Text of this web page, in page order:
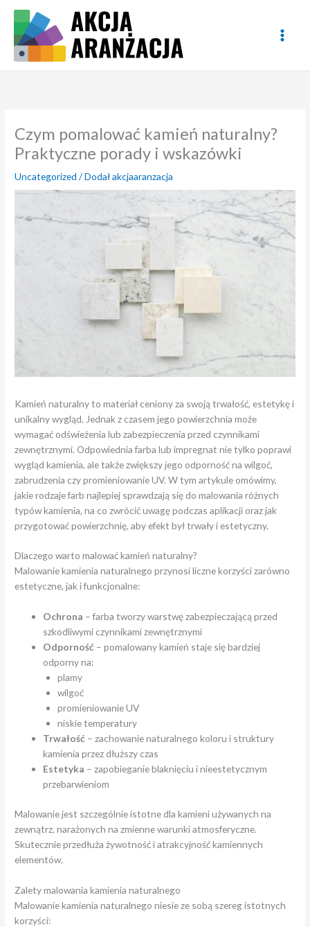
treści
Czym pomalować kamień naturalny?
Praktyczne porady i wskazówki
Uncategorized / Dodałakcjaaranzacja
Kamień naturalny to materiał ceniony za swoją trwałość, estetykę i
unikalny wygląd. Jednak z czasem jego powierzchnia może
wymagać odświeżenia lub zabezpieczenia przed czynnikami
zewnętrznymi. Odpowiednia farba lub impregnat nie tylko poprawi
wygląd kamienia, ale także zwiększy jego odporność na wilgoć,
zabrudzenia czy promieniowanie UV. W tym artykule omówimy,
jakie rodzaje farb najlepiej sprawdzają się do malowania różnych
typów kamienia, na co zwrócić uwagę podczas aplikacji oraz jak
przygotować powierzchnię, aby efekt był trwały i estetyczny.
Dlaczego warto malować kamień naturalny?
Malowanie kamienia naturalnego przynosi liczne korzyści zarówno
estetyczne, jak i funkcjonalne:
Ochrona – farba tworzy warstwę zabezpieczającą przed
szkodliwymi czynnikami zewnętrznymi
Odporność – pomalowany kamień staje się bardziej
odporny na:
plamy
wilgoć
promieniowanie UV
niskie temperatury
Trwałość – zachowanie naturalnego koloru i struktury
kamienia przez dłuższy czas
Estetyka – zapobieganie blaknięciu i nieestetycznym
przebarwieniom
Malowanie jest szczególnie istotne dla kamieni używanych na
zewnątrz, narażonych na zmienne warunki atmosferyczne.
Skutecznie przedłuża żywotność i atrakcyjność kamiennych
elementów.
Zalety malowania kamienia naturalnego
Malowanie kamienia naturalnego niesie ze sobą szereg istotnych
korzyści: